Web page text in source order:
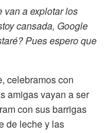
van a explotar los
cansada, Google
Pues espero que
celebramos con
amigas vayan a ser
con sus barrigas
de leche y las